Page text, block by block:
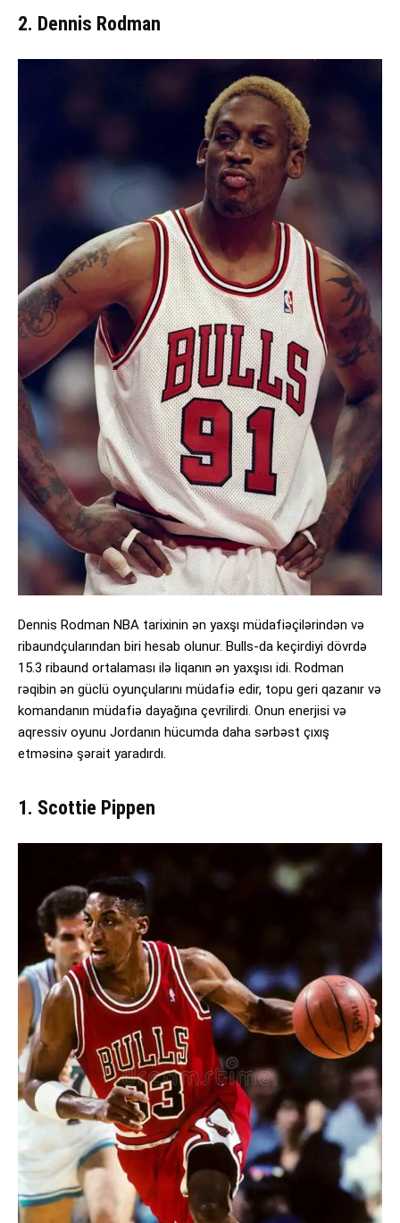
2. Dennis Rodman
Dennis Rodman NBA tarixinin ən yaxşı müdafiəçilərindən və
ribaundçularından biri hesab olunur. Bulls-da keçirdiyi dövrdə
15.3 ribaund ortalaması ilə liqanın ən yaxşısı idi. Rodman
rəqibin ən güclü oyunçularını müdafiə edir, topu geri qazanır və
komandanın müdafiə dayağına çevrilirdi. Onun enerjisi və
aqressiv oyunu Jordanın hücumda daha sərbəst çıxış
etməsinə şərait yaradırdı.
1. Scottie Pippen